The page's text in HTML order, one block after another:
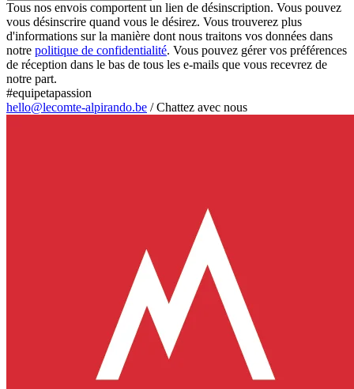
Tous nos envois comportent un lien de désinscription. Vous pouvez
vous désinscrire quand vous le désirez. Vous trouverez plus
d'informations sur la manière dont nous traitons vos données dans
notre politique de confidentialité. Vous pouvez gérer vos préférences
de réception dans le bas de tous les e-mails que vous recevrez de
notre part.
#equipetapassion
hello@lecomte-alpirando.be /Chattez avec nous